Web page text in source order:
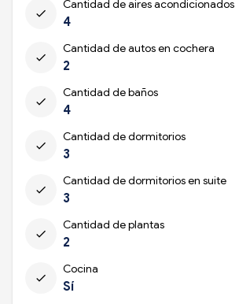
check
Cantidad de aires acondicionados
4
check
Cantidad de autos en cochera
2
check
Cantidad de baños
4
check
Cantidad de dormitorios
3
check
Cantidad de dormitorios en suite
3
check
Cantidad de plantas
2
check
Cocina
Sí